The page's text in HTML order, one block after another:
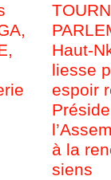
Haut-
liesse
espoir
à la
siens